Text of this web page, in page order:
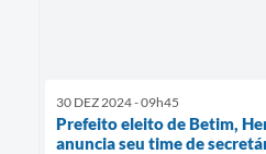
30 DEZ 2024 - 09h45
Prefeito eleito de Betim,
anuncia seu time de